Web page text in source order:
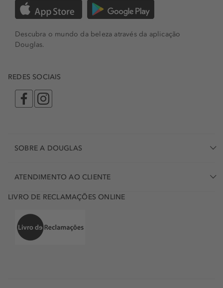
Descubra o mundo da beleza através da aplicação
Douglas.
REDES SOCIAIS
SOBRE A DOUGLAS
ATENDIMENTO AO CLIENTE
LIVRO DE RECLAMAÇÕES ONLINE